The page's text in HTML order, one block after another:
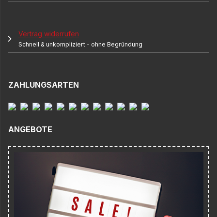
Info
Vertrag widerrufen
Schnell & unkompliziert - ohne Begründung
ZAHLUNGSARTEN
ANGEBOTE